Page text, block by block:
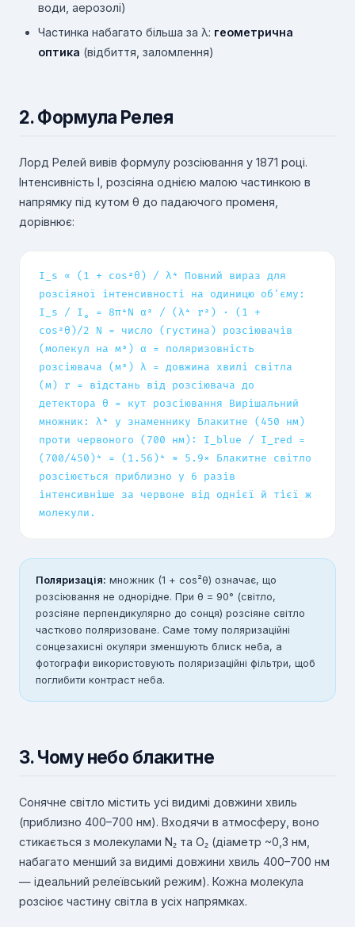
води, аерозолі)
Частинка набагато більша за λ: геометрична
оптика (відбиття, заломлення)
2. Формула Релея
Лорд Релей вивів формулу розсіювання у 1871 році.
Інтенсивність I, розсіяна однією малою частинкою в
напрямку під кутом θ до падаючого променя,
дорівнює:
I_s ∝ (1 + cos²θ) / λ⁴ Повний вираз для
розсіяної інтенсивності на одиницю об'єму:
I_s / I₀ = 8π⁴N α² / (λ⁴ r²) · (1 +
cos²θ)/2 N = число (густина) розсіювачів
(молекул на м³) α = поляризовність
розсіювача (м³) λ = довжина хвилі світла
(м) r = відстань від розсіювача до
детектора θ = кут розсіювання Вирішальний
множник: λ⁴ у знаменнику Блакитне (450 нм)
проти червоного (700 нм): I_blue / I_red =
(700/450)⁴ = (1.56)⁴ ≈ 5.9× Блакитне світло
розсіюється приблизно у 6 разів
інтенсивніше за червоне від однієї й тієї ж
молекули.
Поляризація: множник (1 + cos²θ) означає, що
розсіювання не однорідне. При θ = 90° (світло,
розсіяне перпендикулярно до сонця) розсіяне світло
частково поляризоване. Саме тому поляризаційні
сонцезахисні окуляри зменшують блиск неба, а
фотографи використовують поляризаційні фільтри, щоб
поглибити контраст неба.
3. Чому небо блакитне
Сонячне світло містить усі видимі довжини хвиль
(приблизно 400–700 нм). Входячи в атмосферу, воно
стикається з молекулами N₂ та O₂ (діаметр ~0,3 нм,
набагато менший за видимі довжини хвиль 400–700 нм
— ідеальний релеївський режим). Кожна молекула
розсіює частину світла в усіх напрямках.